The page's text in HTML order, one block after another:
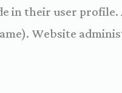
in their user profile.
Website